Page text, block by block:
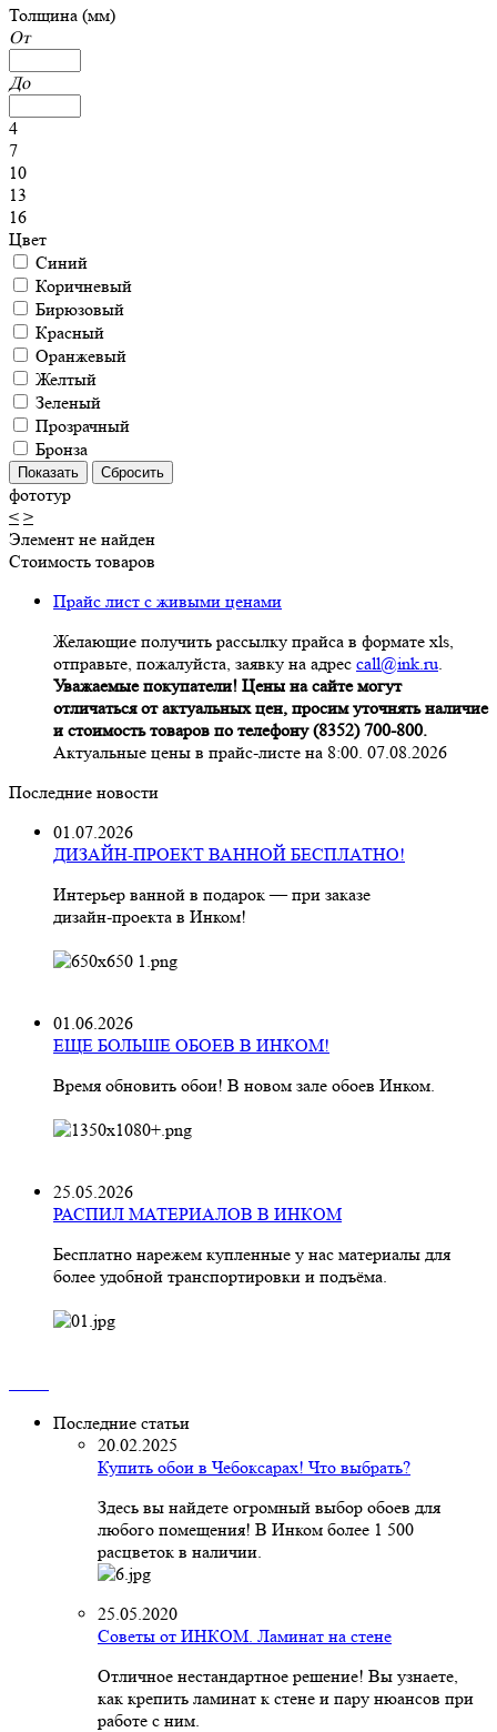
Толщина (мм)
От
До
4
7
10
13
16
Цвет
Синий
Коричневый
Бирюзовый
Красный
Оранжевый
Желтый
Зеленый
Прозрачный
Бронза
фототур
< >
Элемент не найден
Стоимость товаров
Прайс лист с живыми ценами
Желающие получить рассылку прайса в формате xls,
отправьте, пожалуйста, заявку на адрес call@ink.ru.
Уважаемые покупатели! Цены на сайте могут
отличаться от актуальных цен, просим уточнять наличие
и стоимость товаров по телефону (8352) 700-800.
Актуальные цены в прайс-листе на 8:00. 07.08.2026
Последние новости
01.07.2026
ДИЗАЙН-ПРОЕКТ ВАННОЙ БЕСПЛАТНО!
Интерьер ванной в подарок — при заказе
дизайн‑проекта в Инком!
01.06.2026
ЕЩЕ БОЛЬШЕ ОБОЕВ В ИНКОМ!
Время обновить обои! В новом зале обоев Инком.
25.05.2026
РАСПИЛ МАТЕРИАЛОВ В ИНКОМ
Бесплатно нарежем купленные у нас материалы для
более удобной транспортировки и подъёма.
Последние статьи
20.02.2025
Купить обои в Чебоксарах! Что выбрать?
Здесь вы найдете огромный выбор обоев для
любого помещения! В Инком более 1 500
расцветок в наличии.
25.05.2020
Советы от ИНКОМ. Ламинат на стене
Отличное нестандартное решение! Вы узнаете,
как крепить ламинат к стене и пару нюансов при
работе с ним.